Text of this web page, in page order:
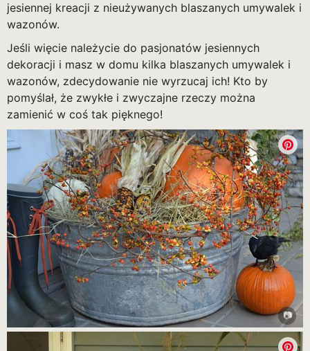
jesiennej kreacji z nieużywanych blaszanych umywalek i
wazonów.
Jeśli więcie należycie do pasjonatów jesiennych
dekoracji i masz w domu kilka blaszanych umywalek i
wazonów, zdecydowanie nie wyrzucaj ich! Kto by
pomyślał, że zwykłe i zwyczajne rzeczy można
zamienić w coś tak pięknego!